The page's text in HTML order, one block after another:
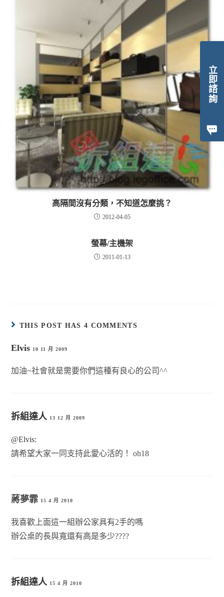
立即諮詢
高隔間沒有分類，不知道怎麼挑？
2012-04-05
螢幕/主機架
2011-01-13
THIS POST HAS 4 COMMENTS
Elvis 10 11 月 2009
加油~社會就是需要你們這種有良心的公司^^
拆組達人 13 12 月 2009
@Elvis:
請希望大家一同支持此愛心活的！ oh18
蔣夢霏 15 4 月 2010
我喜歡上面這一組辦公家具有2手的嗎
辦公桌的長與寬還有高是多少????
拆組達人 15 4 月 2010